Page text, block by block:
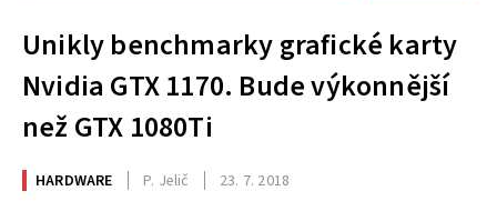
Unikly benchmarky grafické karty
Nvidia GTX 1170. Bude výkonnější
než GTX 1080Ti
HARDWARE P. Jelič 23. 7. 2018